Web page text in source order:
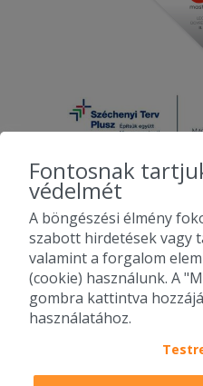
2010-2026 Copyright -
Pizza, gyros, hamburger, menük
Fontosnak
védelmét
A böngészési élmény
szabott hirdetések vagy
valamint a forgalom
(cookie) használunk. A
gombra kattintva
használatához.